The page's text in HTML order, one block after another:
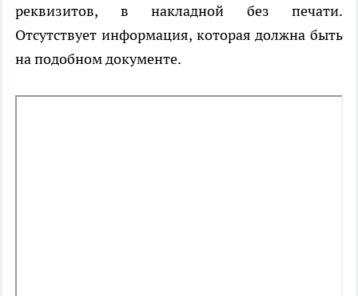
реквизитов, в накладной без печати.
Отсутствует информация, которая должна быть
на подобном документе.